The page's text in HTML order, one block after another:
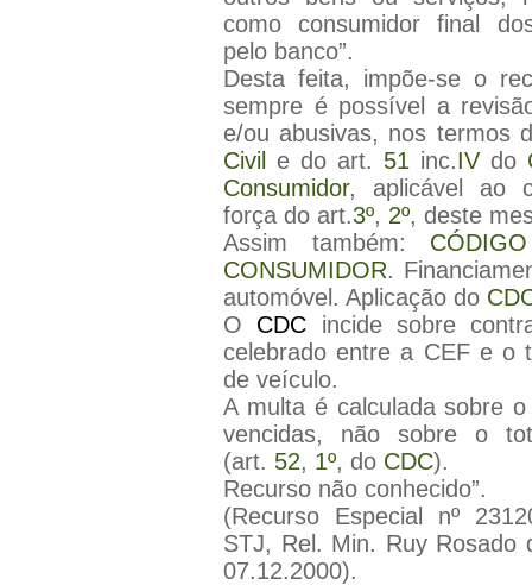
como consumidor final
pelo banco”.
Desta feita, impõe-se o
sempre é possível a
e/ou abusivas, nos termos
Civil e do art. 51 inc.IV do
Consumidor, aplicável ao
força do art.3º, 2º, deste
Assim também:
CONSUMIDOR.
automóvel. Aplicação do
O
CDC
incide sobre
celebrado entre a CEF e o
de veículo.
A multa é calculada sobre
vencidas, não sobre o
(art. 52, 1º, do CDC).
Recurso não conhecido”.
(Recurso Especial nº
STJ, Rel. Min. Ruy Rosado
07.12.2000).